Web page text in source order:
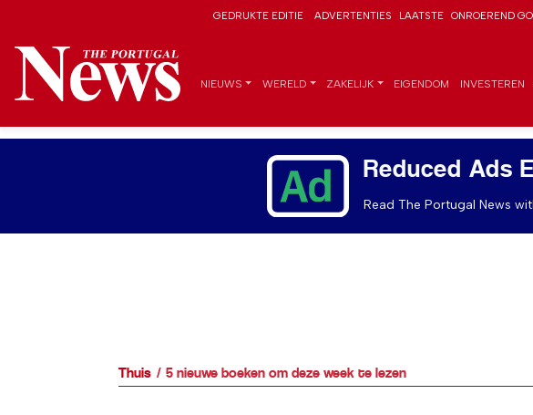
GEDRUKTE EDITIE ADVERTENTIES LAATSTE ONROEREND
NIEUWS WERELD ZAKELIJK EIGENDOM INVESTEREN
Reduced Ads
Read The Portugal News
Thuis 5 nieuwe boeken om deze week te lezen